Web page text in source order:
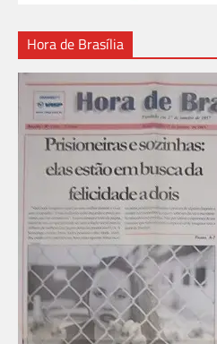
Hora de Brasília